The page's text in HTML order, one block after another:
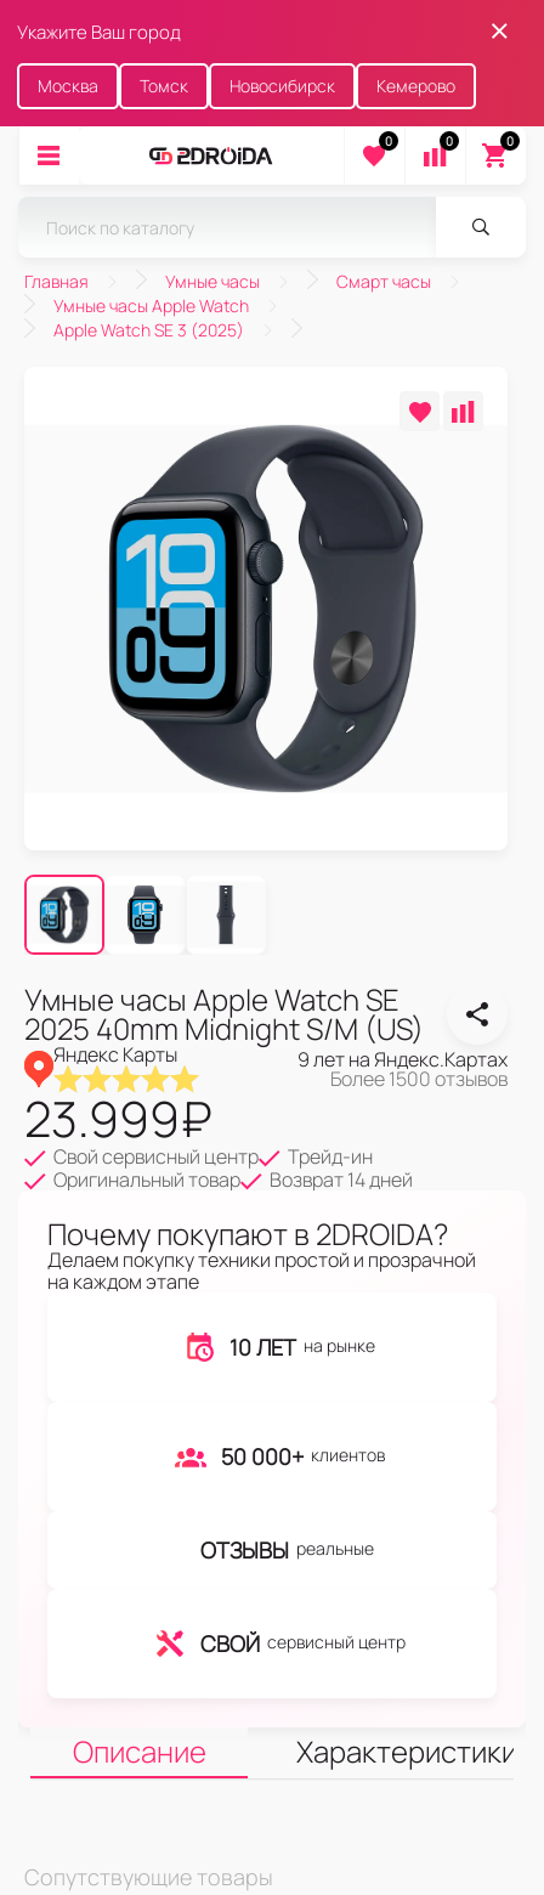
Укажите Ваш город
Москва Томск Новосибирск Кемерово
0 0 0
Главная Умные часы
Смарт часы
Умные часы Apple Watch
Apple Watch SE 3 (2025)
Умные часы Apple Watch SE
2025 40mm Midnight S/M (US)
Яндекс Карты 9 лет на Яндекс.Картах
Более 1500 отзывов
23.999₽
Свой сервисный центр
Трейд-ин
Оригинальный товар
Возврат 14 дней
Почему покупают в 2DROIDA?
Делаем покупку техники простой и прозрачной
на каждом этапе
10 ЛЕТ на рынке
50 000+ клиентов
ОТЗЫВЫ реальные
СВОЙ сервисный центр
Описание Характеристики
Сопутствующие товары